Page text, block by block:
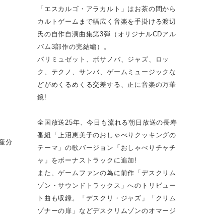
分
「エスカルゴ・アラカルト」はお茶の間から
カルトゲームまで幅広く音楽を手掛ける渡辺
氏の自作自演曲集第3弾（オリジナルCDアル
バム3部作の完結編）。
パリミュゼット、ボサノバ、ジャズ、ロッ
ク、テクノ、サンバ、ゲームミュージックな
どがめくるめくる交差する、正に音楽の万華
鏡!
全国放送25年、今日も流れる朝日放送の長寿
番組「上沼恵美子のおしゃべりクッキングの
テーマ」の歌バージョン「おしゃべりチャチ
ャ」をボーナストラックに追加!
また、ゲームファンの為に前作「デスクリム
ゾン・サウンドトラックス」へのトリビュー
ト曲も収録。「デスクリ・ジャズ」「クリム
ゾナーの扉」などデスクリムゾンのオマージ